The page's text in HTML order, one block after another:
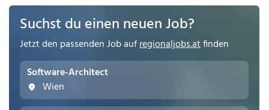
Suchst du einen neuen Job?
Jetzt den passenden Job aufregionaljobs.atfinden
Software-Architect
Wien